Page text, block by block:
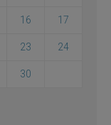
16 17
23 24
30